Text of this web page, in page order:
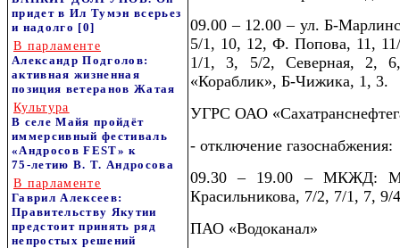
придет в Ил Тумэн всерьез
и надолго [0]
В парламенте
Александр Подголов:
активная жизненная
позиция ветеранов Жатая
Культура
В селе Майя пройдёт
иммерсивный фестиваль
«Андросов FEST» к
75‑летию В. Т. Андросова
В парламенте
Гаврил Алексеев:
Правительству Якутии
предстоит принять ряд
непростых решений
09.00 – 12.00 – ул. Б-
5/1, 10, 12, Ф. Попова, 11,
1/1, 3, 5/2, Северная, 2,
«Кораблик», Б-Чижика, 1, 3.
УГРС ОАО
- отключение газоснабжения:
09.30 – 19.00 – МКЖД:
Красильникова, 7/2, 7/1, 7,
ПАО «Водоканал»